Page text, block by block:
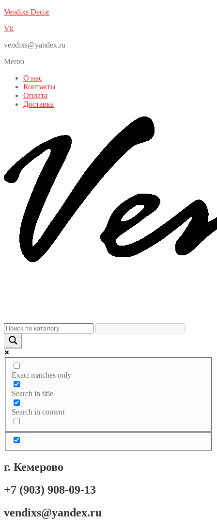
Vendixs Decor
Vk
vendixs@yandex.ru
Меню
О нас
Контакты
Оплата
Доставка
Exact matches only
Search in title
Search in content
г. Кемерово
+7 (903) 908-09-13
vendixs@yandex.ru